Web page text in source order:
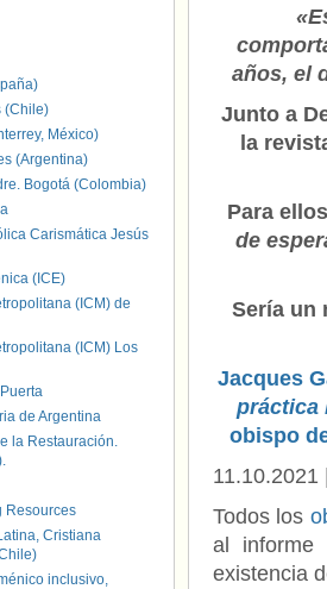
años, el
Junto a
la
Para
de
Sería un
Jacques
práctica
obispo
11.10.2021
Todos los
al informe
existencia
(Chile)
México)
(Argentina)
Bogotá (Colombia)
Carismática Jesús
(ICE)
(ICM) de
(ICM) Los
de Argentina
la Restauración.
Resources
Cristiana
inclusivo,